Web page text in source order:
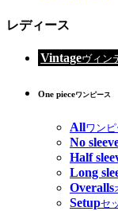
レディース
Vintageヴィン
One pieceワンピース
Allワン
No
Half
Long
Overalls
Setupセ